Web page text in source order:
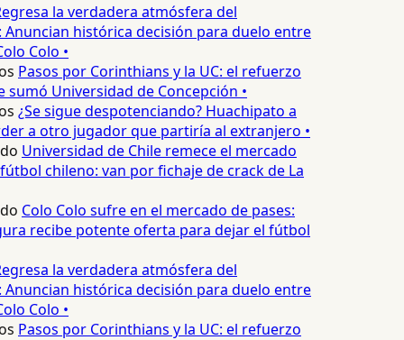
la verdadera atmósfera del
histórica decisión para duelo entre
Colo •
Pasos por Corinthians y la UC: el refuerzo
Universidad de Concepción •
¿Se sigue despotenciando? Huachipato a
a otro jugador que partiría al extranjero •
Universidad de Chile remece el mercado
chileno: van por fichaje de crack de La
Colo Colo sufre en el mercado de pases:
recibe potente oferta para dejar el fútbol
la verdadera atmósfera del
histórica decisión para duelo entre
Colo •
Pasos por Corinthians y la UC: el refuerzo